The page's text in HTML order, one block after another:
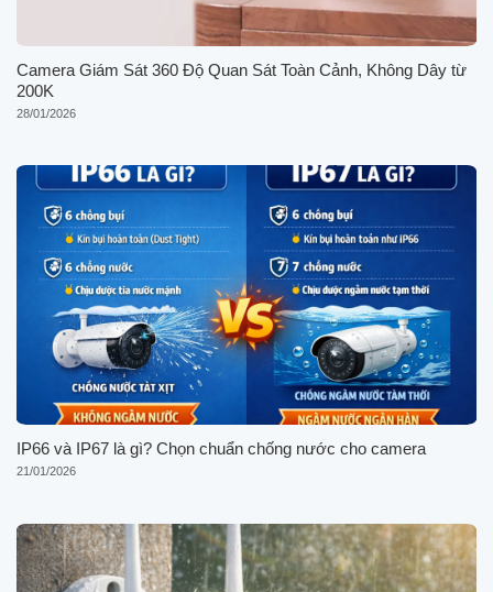
Camera Giám Sát 360 Độ Quan Sát Toàn Cảnh, Không Dây từ
200K
28/01/2026
IP66 và IP67 là gì? Chọn chuẩn chống nước cho camera
21/01/2026